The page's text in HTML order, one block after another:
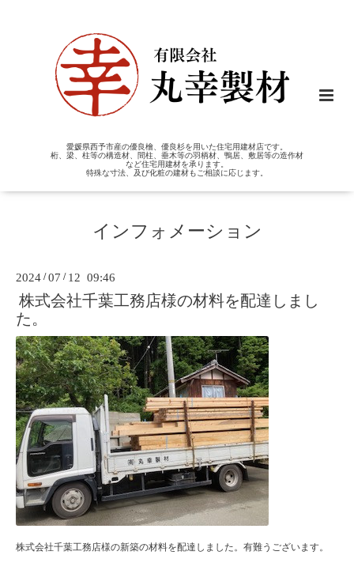
愛媛県西予市産の優良檜、優良杉を用いた住宅用建材店です。
桁、梁、柱等の構造材、間柱、垂木等の羽柄材、鴨居、敷居等の造作材
など住宅用建材を承ります。
特殊な寸法、及び化粧の建材もご相談に応じます。
インフォメーション
2024 /07 / 12 09:46
株式会社千葉工務店様の材料を配達しまし
た。
株式会社千葉工務店様の新築の材料を配達しました。有難うございます。